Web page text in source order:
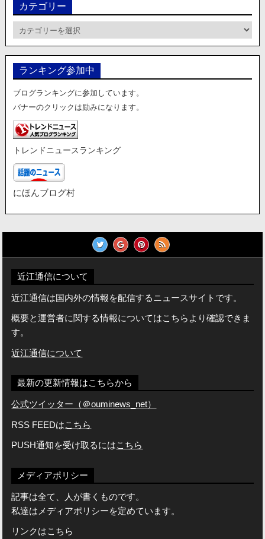
カテゴリー
テ
リ
ランキング参加中
ブログランキングに参加しています。
バナーのクリックは励みになります。
トレンドニュースランキング
にほんブログ村
近江通信について
近江通信は国内外の情報を配信するニュースサイトです。
概要と運営者に関する情報についてはこちらより確認できま
す。
近江通信について
最新の更新情報はこちらから
公式ツイッター（＠ouminews_net）
RSS FEEDはこちら
PUSH通知を受け取るにはこちら
メディアポリシー
記事は全て、人が書くものです。
私達はメディアポリシーを定めています。
リンクはこちら